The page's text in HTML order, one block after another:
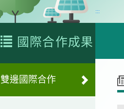
國際合作成果
雙邊國際合作
:::